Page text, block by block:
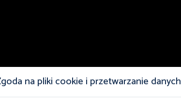
na pliki cookie i przetwarzanie danych